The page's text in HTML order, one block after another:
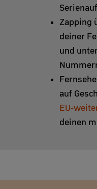
Zapping
deiner
und
auf
EU-
deinen